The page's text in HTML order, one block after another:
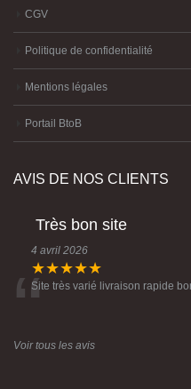
CGV
Politique de confidentialité
Mentions légales
Portail BtoB
AVIS DE NOS CLIENTS
Très bon site
4 avril 2026
★★★★★
“Site très varié livraison rapide
Voir tous les avis